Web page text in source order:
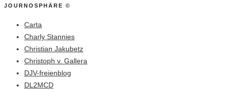
JOURNOSPHÄRE ©
Carta
Charly Stannies
Christian Jakubetz
Christoph v. Gallera
DJV-freienblog
DL2MCD